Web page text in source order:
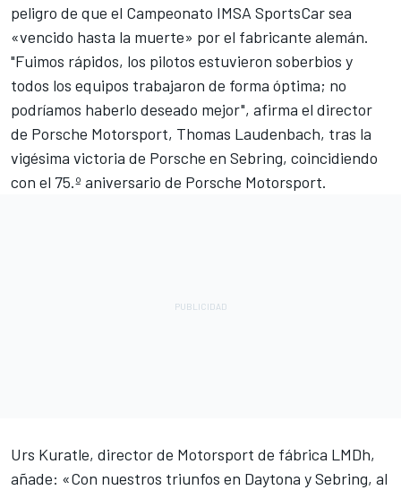
peligro de que el Campeonato IMSA SportsCar sea
«vencido hasta la muerte» por el fabricante alemán.
"Fuimos rápidos, los pilotos estuvieron soberbios y
todos los equipos trabajaron de forma óptima; no
podríamos haberlo deseado mejor", afirma el director
de Porsche Motorsport, Thomas Laudenbach, tras la
vigésima victoria de Porsche en Sebring, coincidiendo
con el 75.º aniversario de Porsche Motorsport.
Urs Kuratle, director de Motorsport de fábrica LMDh,
añade: «Con nuestros triunfos en Daytona y Sebring, al